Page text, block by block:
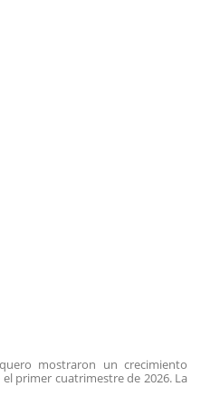
mostraron un crecimiento
primer cuatrimestre de 2026. La